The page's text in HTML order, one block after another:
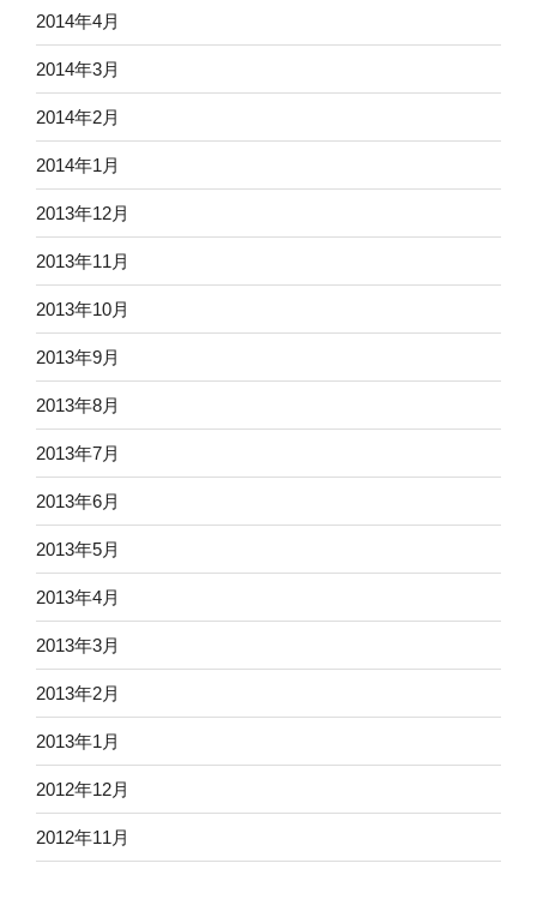
2014年4月
2014年3月
2014年2月
2014年1月
2013年12月
2013年11月
2013年10月
2013年9月
2013年8月
2013年7月
2013年6月
2013年5月
2013年4月
2013年3月
2013年2月
2013年1月
2012年12月
2012年11月